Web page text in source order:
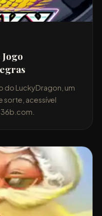
do LuckyDragon, um
sorte, acessível